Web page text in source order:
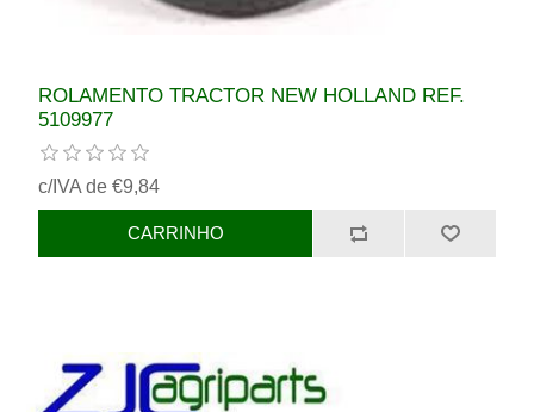
ROLAMENTO TRACTOR NEW HOLLAND REF.
5109977
c/IVA de €9,84